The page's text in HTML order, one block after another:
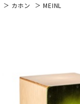
電子ピアノ
カホン MEINL